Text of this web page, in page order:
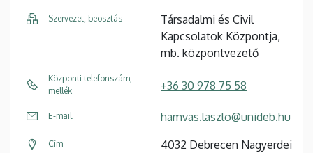
Szervezet, beosztás
Társadalmi és Civil
Kapcsolatok Központja,
mb. központvezető
Központi telefonszám,
mellék
+36 30 978 75 58
E-mail hamvas.laszlo@unideb.hu
Cím
4032 Debrecen Nagyerdei